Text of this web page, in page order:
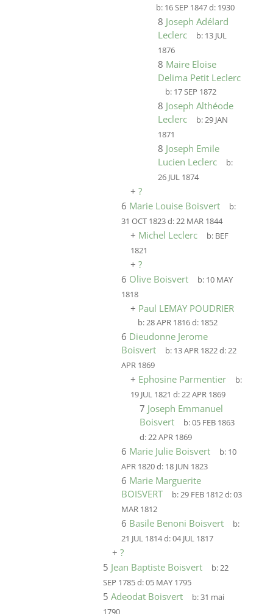
b: 16 SEP 1847d: 1930
8 Joseph Adélard
Leclerc
b: 13 JUL
1876
8 Maire Eloise
Delima Petit Leclerc
b: 17 SEP 1872
8 Joseph Althéode
Leclerc
b:29 JAN
1871
8 Joseph Emile
Lucien Leclerc
b:
26 JUL 1874
+ ?
6 Marie Louise Boisvert
b:
31 OCT 1823d:22 MAR 1844
+ Michel Leclerc b: BEF
1821
+ ?
6 Olive Boisvert b: 10 MAY
1818
+ Paul LEMAY POUDRIER
b:28 APR 1816d: 1852
6 Dieudonne Jerome
Boisvert
b: 13 APR 1822d:22
APR 1869
+ Ephosine Parmentier
b:
19 JUL 1821 d:22 APR 1869
7 Joseph Emmanuel
Boisvert
b:05 FEB 1863
d:22 APR 1869
6 Marie Julie Boisvert b: 10
APR 1820d: 18 JUN 1823
6 Marie Marguerite
BOISVERT
b:29 FEB 1812d:03
MAR 1812
6 Basile Benoni Boisvert
b:
21 JUL 1814d:04 JUL 1817
+ ?
5 Jean Baptiste Boisvert b:22
SEP 1785d:05 MAY 1795
5 Adeodat Boisvert b:31 mai
1790